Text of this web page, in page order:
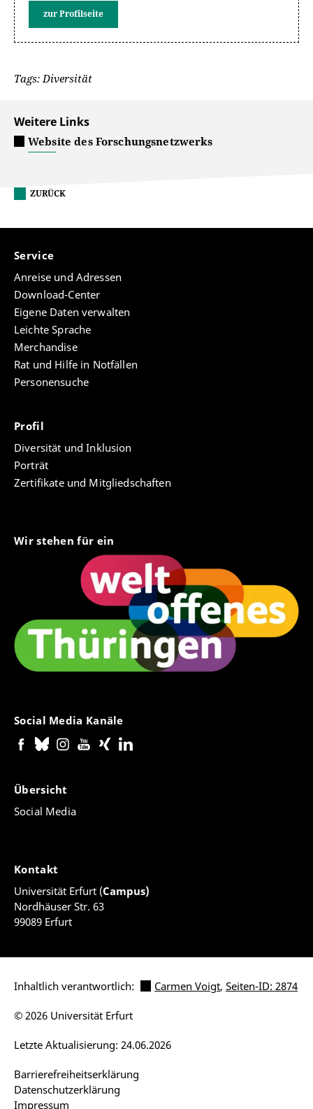
zur Profilseite
Tags: Diversität
Weitere Links
Website des Forschungsnetzwerks
ZURÜCK
Service
Anreise und Adressen
Download-Center
Eigene Daten verwalten
Leichte Sprache
Merchandise
Rat und Hilfe in Notfällen
Personensuche
Profil
Diversität und Inklusion
Porträt
Zertifikate und Mitgliedschaften
Wir stehen für ein
Social Media Kanäle
Übersicht
Social Media
Kontakt
Universität Erfurt (Campus)
Nordhäuser Str. 63
99089 Erfurt
Inhaltlich verantwortlich: Carmen Voigt, Seiten-ID: 2874
Barrierefreiheitserklärung
Datenschutzerklärung
Impressum
Letzte Aktualisierung: 24.06.2026
© 2026 Universität Erfurt